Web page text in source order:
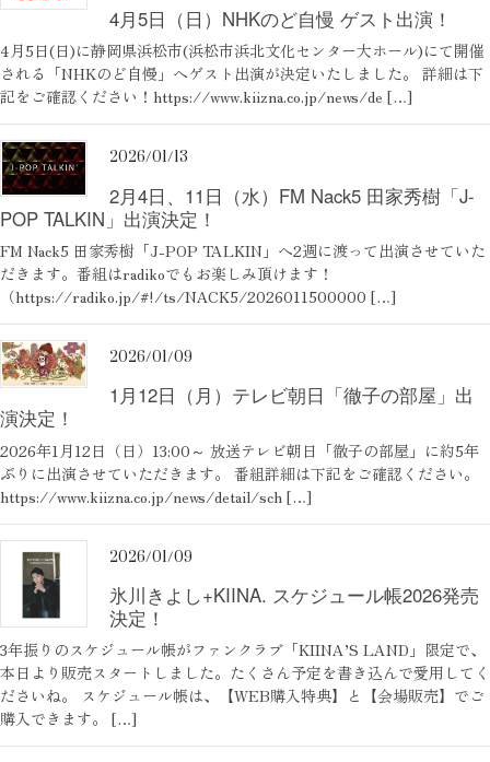
4月5日（日）NHKのど自慢 ゲスト出演！
4月5日(日)に静岡県浜松市(浜松市浜北文化センター大ホール)にて開催
される「NHKのど自慢」へゲスト出演が決定いたしました。 詳細は下
記をご確認ください！https://www.kiizna.co.jp/news/de […]
2026/01/13
2月4日、11日（水）FM Nack5 田家秀樹「J-
POP TALKIN」出演決定！
FM Nack5 田家秀樹「J-POP TALKIN」へ2週に渡って出演させていた
だきます。番組はradikoでもお楽しみ頂けます！
（https://radiko.jp/#!/ts/NACK5/2026011500000 […]
2026/01/09
1月12日（月）テレビ朝日「徹子の部屋」出
演決定！
2026年1月12日（日）13:00～ 放送テレビ朝日「徹子の部屋」に約5年
ぶりに出演させていただきます。 番組詳細は下記をご確認ください。
https://www.kiizna.co.jp/news/detail/sch […]
2026/01/09
氷川きよし+KIINA. スケジュール帳2026発売
決定！
3年振りのスケジュール帳がファンクラブ「KIINA’S LAND」限定で、
本日より販売スタートしました。たくさん予定を書き込んで愛用してく
ださいね。 スケジュール帳は、【WEB購入特典】と【会場販売】でご
購入できます。 […]